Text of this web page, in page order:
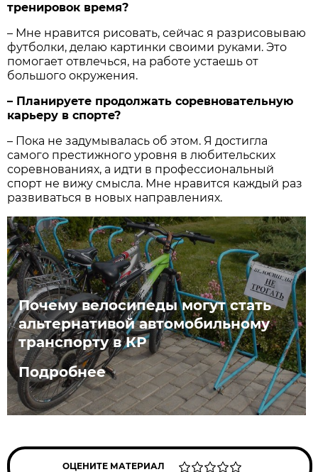
тренировок время?
– Мне нравится рисовать, сейчас я разрисовываю
футболки, делаю картинки своими руками. Это
помогает отвлечься, на работе устаешь от
большого окружения.
– Планируете продолжать соревновательную
карьеру в спорте?
– Пока не задумывалась об этом. Я достигла
самого престижного уровня в любительских
соревнованиях, а идти в профессиональный
спорт не вижу смысла. Мне нравится каждый раз
развиваться в новых направлениях.
Почему велосипеды могут стать
альтернативой автомобильному
транспорту в КР
Подробнее
ОЦЕНИТЕ МАТЕРИАЛ